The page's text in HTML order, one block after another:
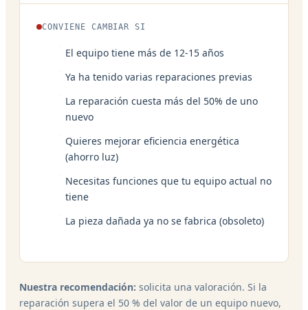
CONVIENE CAMBIAR SI
El equipo tiene más de 12-15 años
Ya ha tenido varias reparaciones previas
La reparación cuesta más del 50% de uno
nuevo
Quieres mejorar eficiencia energética
(ahorro luz)
Necesitas funciones que tu equipo actual no
tiene
La pieza dañada ya no se fabrica (obsoleto)
Nuestra recomendación: solicita una valoración. Si la
reparación supera el 50 % del valor de un equipo nuevo,